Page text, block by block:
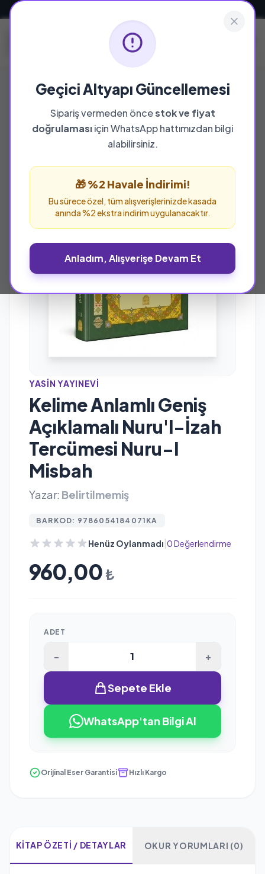
Geçici Altyapı Güncellemesi
Sipariş vermeden öncestok ve fiyat
doğrulamasıiçin WhatsApp hattımızdan bilgi
alabilirsiniz.
🎁 %2 Havale İndirimi!
Bu sürece özel, tüm alışverişlerinizde kasada
anında %2 ekstra indirim uygulanacaktır.
Anladım, Alışverişe Devam Et
YASIN YAYINEVI
Kelime Anlamlı Geniş
Açıklamalı Nuru'l-İzah
Tercümesi Nuru-l
Misbah
Yazar: Belirtilmemiş
BARKOD: 9786054184071KA
Henüz Oylanmadı 0 Değerlendirme
960,00 ₺
ADET
- +
Sepete Ekle
WhatsApp'tan Bilgi Al
Orijinal Eser Garantisi Hızlı Kargo
KITAP ÖZETI / DETAYLAR OKUR YORUMLARI (0)